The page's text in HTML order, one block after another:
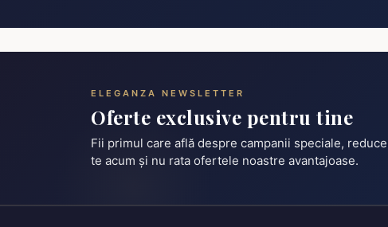
ELEGANZA NEWSLETTER
Oferte exclusive pentru tine
Fii primul care află despre campanii speciale,
te acum și nu rata ofertele noastre avantajoase.